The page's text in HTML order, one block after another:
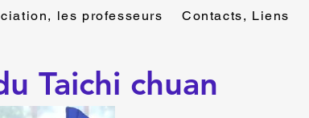
les professeurs Contacts, Liens
Taichi chuan